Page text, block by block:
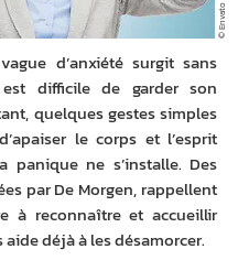
© Envato
d’anxiété surgit sans
difficile de garder son
quelques gestes simples
le corps et l’esprit
panique ne s’installe. Des
par De Morgen, rappellent
à reconnaître et accueillir
aide déjà à les désamorcer.